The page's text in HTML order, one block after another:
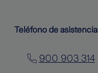
Teléfono de asistencia
900 903 314